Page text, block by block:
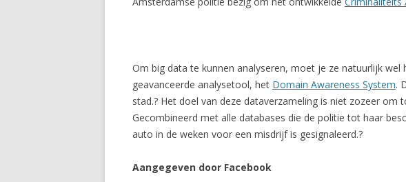
Om big data te kunnen analyseren, moet je ze natuurlijk
geavanceerde analysetool, het Domain Awareness System.
stad.? Het doel van deze dataverzameling is niet zozeer
Gecombineerd met alle databases die de politie tot haar
auto in de weken voor een misdrijf is gesignaleerd.?
Aangegeven door Facebook